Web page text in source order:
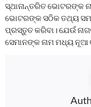
ସ୍ଥାନାନ୍ତରିତ ଭୋଟରଙ୍କ
ଭୋଟରଙ୍କ ସଠିକ ତଥ୍ୟ
ପ୍ରସ୍ତୁତ କରିବା। ଯେଉଁ
ସେମାନଙ୍କ ନାମ ମଧ୍ୟ ନୂଆ